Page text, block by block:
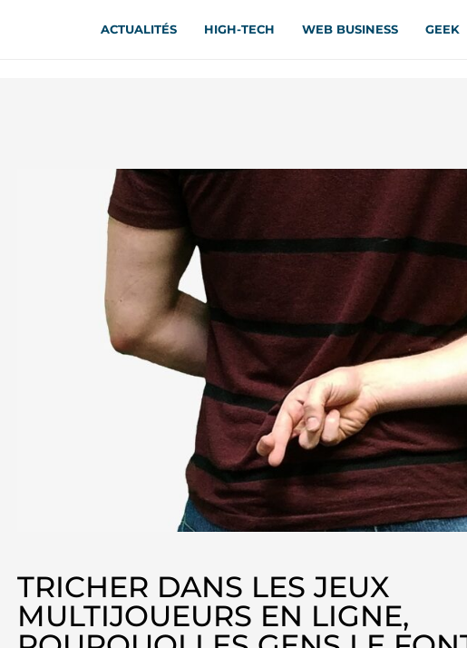
ACTUALITÉS HIGH-TECH WEB BUSINESS GEEK
TRICHER DANS LES JEUX
MULTIJOUEURS EN LIGNE,